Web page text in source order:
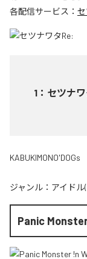
各配信サービス：
1 ： セツナ
KABUKIMONO'DOGs
ジャンル： アイドル
Panic